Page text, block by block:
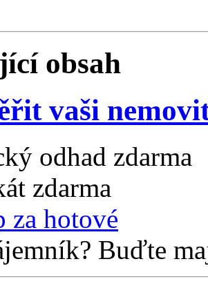
obsah
vaši
odhad zdarma
zdarma
za hotové
Buďte